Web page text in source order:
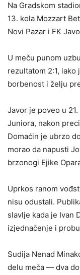
Na Gradskom
13. kola Mozzart
Novi Pazar i FK
U meču punom
rezultatom 2:1, iako
borbenost i želju
Javor je poveo u
Juniora, nakon
Domaćin je ubrzo
morao da napusti
brzonogi Ejike
Uprkos ranom
nisu odustali.
slavlje kada je Ivan
izjednačenje i
Sudija Nenad
delu meča — dva